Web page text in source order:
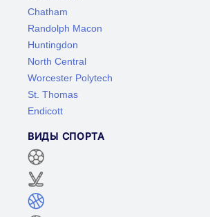
Chatham
Randolph Macon
Huntingdon
North Central
Worcester Polytech
St. Thomas
Endicott
ВИДЫ СПОРТА